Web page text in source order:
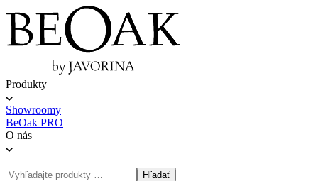
Produkty
Showroomy
BeOak PRO
O nás
Hľadať